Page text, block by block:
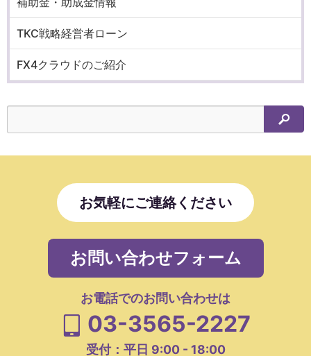
TKC戦略経営者ローン
FX4クラウドのご紹介
検索
お気軽にご連絡ください
お問い合わせフォーム
お電話でのお問い合わせは
03-3565-2227
受付：平日 9:00 - 18:00